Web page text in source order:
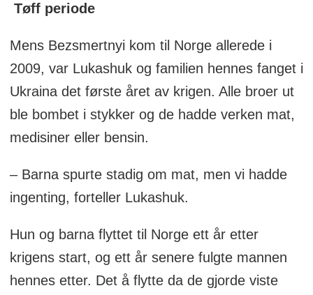
Tøff periode
Mens Bezsmertnyi kom til Norge allerede i
2009, var Lukashuk og familien hennes fanget i
Ukraina det første året av krigen. Alle broer ut
ble bombet i stykker og de hadde verken mat,
medisiner eller bensin.
– Barna spurte stadig om mat, men vi hadde
ingenting, forteller Lukashuk.
Hun og barna flyttet til Norge ett år etter
krigens start, og ett år senere fulgte mannen
hennes etter. Det å flytte da de gjorde viste